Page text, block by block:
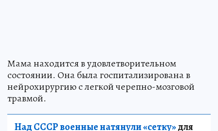
Мама находится в удовлетворительном
состоянии. Она была госпитализирована в
нейрохирургию с легкой черепно-мозговой
травмой.
Над СССР военные натянули «сетку»для